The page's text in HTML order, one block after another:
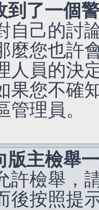
到了一個
自己的討
麼您也許
人員的決
果您不確
理員。
版主檢舉
許檢舉，
後按照提